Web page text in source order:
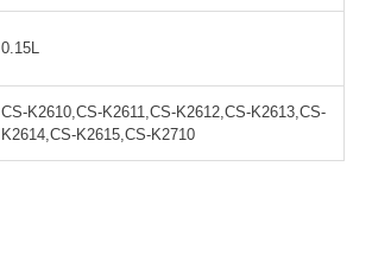
0.15L
CS-K2610,CS-K2611,CS-K2612,CS-K2613,CS-
K2614,CS-K2615,CS-K2710